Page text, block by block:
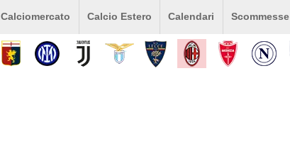
Calciomercato Calcio Estero Calendari Scommesse